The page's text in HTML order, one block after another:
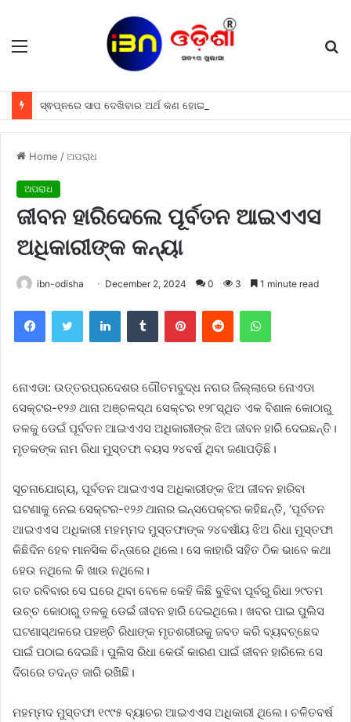
Menu
ସ୍ଵପ୍ନରେ ସାପ ଦେଖିବାର ଅର୍ଥ କଣ ହୋଇଥାଏ, ଜାଣନ୍ତୁ
Home /ଅପରାଧ
ଅପରାଧ
ଜୀବନ ହାରିଦେଲେ ପୂର୍ବତନ ଆଇଏଏସ
ଅଧିକାରୀଙ୍କ କନ୍ୟା
ibn-odisha December 2, 2024 0 3 1 minute read
FacebookTwitter LinkedInTumblr PinterestReddit WhatsApp
ନୋଏଡା: ଉତ୍ତରପ୍ରଦେଶର ଗୌତମବୁଦ୍ଧ ନଗର ଜିଲ୍ଲାରେ ନୋଏଡା
ସେକ୍ଟର-୧୨୬ ଥାନା ଅଞ୍ଚଳସ୍ଥ ସେକ୍ଟର ୧୨୮ସ୍ଥିତ ଏକ ବିଶାଳ କୋଠାରୁ
ତଳକୁ ଡେଇଁ ପୂର୍ବତନ ଆଇଏଏସ ଅଧିକାରୀଙ୍କ ଝିଅ ଜୀବନ ହାରି ଦେଇଛନ୍ତି।
ମୃତକଙ୍କ ନାମ ରିଧା ମୁସ୍ତଫା ବୟସ ୨୪ବର୍ଷ ଥିବା ଜଣାପଡ଼ିଛି।
ସୂଚନାଯୋଗ୍ୟ, ପୂର୍ବତନ ଆଇଏଏସ ଅଧିକାରୀଙ୍କ ଝିଅ ଜୀବନ ହାରିବା
ଘଟଣାକୁ ନେଇ ସେକ୍ଟର-୧୨୬ ଥାନାର ଇନ୍ସପେକ୍ଟର କହିଛନ୍ତି, ‘ପୂର୍ବତନ
ଆଇଏଏସ ଅଧିକାରୀ ମହମ୍ମଦ ମୁସ୍ତଫାଙ୍କ ୨୪ବର୍ଷୀୟ ଝିଅ ରିଧା ମୁସ୍ତଫା
କିଛିଦିନ ହେବ ମାନସିକ ଚିନ୍ତାରେ ଥିଲେ। ସେ କାହାରି ସହିତ ଠିକ ଭାବେ କଥା
ହେଉ ନଥି‌ଲେ କି ଖାଉ ନଥିଲେ।
ଗତ ରବିବାର ସେ ଘରେ ଥିବା ବେଳେ କେହି କିଛି ବୁଝିବା ପୂର୍ବରୁ ରିଧା ୨୯ତମ
ଉଚ୍ଚ କୋଠାରୁ ତଳକୁ ଡେଇଁ ଜୀବନ ହାରି ଦେଇଥିଲେ। ଖବର ପାଇ ପୁଲିସ
ଘଟଣାସ୍ଥଳରେ ପହଞ୍ଚି ରିଧାଙ୍କ ମୃତଶରୀରକୁ ଜବତ କରି ବ୍ୟବଚ୍ଛେଦ
ପାଇଁ ପଠାଇ ଦେଇଛି। ପୁଲିସ ରିଧା କେଉଁ କାରଣ ପାଇଁ ଜୀବନ ହାରିଲେ ସେ
ଦିଗରେ ତଦନ୍ତ ଜାରି ରଖିଛି।
ମହମ୍ମଦ ମୁସ୍ତଫା ୧୯୯୫ ବ୍ୟାଚର ଆଇଏଏସ ଅଧିକାରୀ ଥିଲେ। ଚଳିତବର୍ଷ